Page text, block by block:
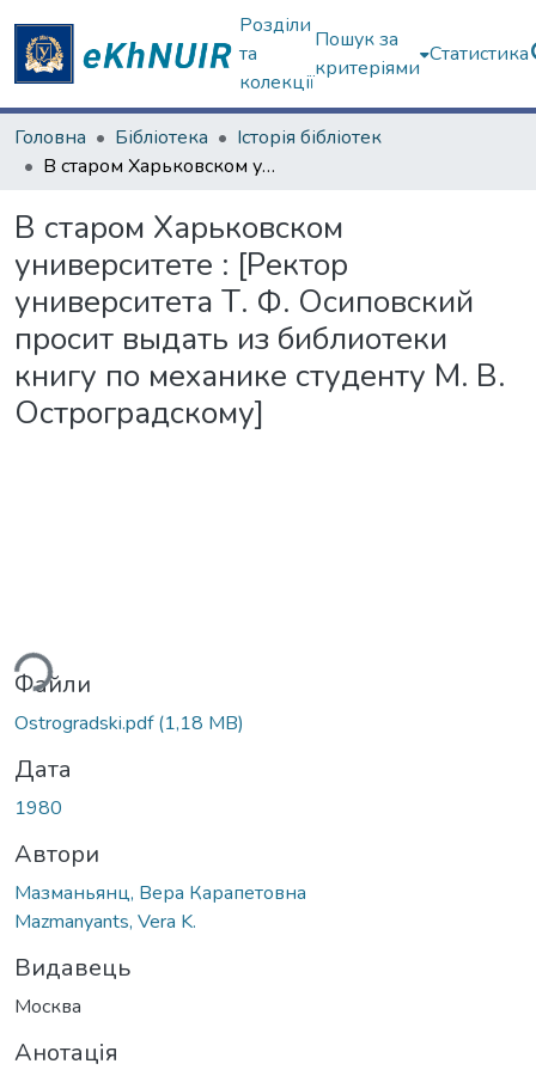
Розділи
та
колекції
Пошук за
критеріями
Статистика
Головна Бібліотека
Історія бібліотек
В старом Харьковском университете : [Ректор университета Т. Ф. Осиповский просит выдать из библиотеки книгу по механике студенту М. В. Остроградскому]
В старом Харьковском
университете : [Ректор
университета Т. Ф. Осиповский
просит выдать из библиотеки
книгу по механике студенту М. В.
Остроградскому]
Файли
Ostrogradski.pdf(1,18 MB)
Дата
1980
Автори
Мазманьянц, Вера Карапетовна
Mazmanyants, Vera K.
Видавець
Москва
Анотація